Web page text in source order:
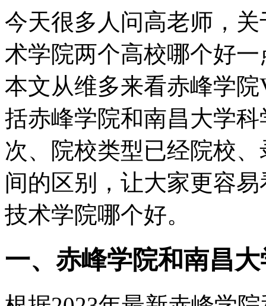
今天很多人问高老师，
术学院两个高校哪个好
本文从维多来看赤峰学
括赤峰学院和南昌大学
次、院校类型已经院校
间的区别，让大家更容
技术学院哪个好。
一、赤峰学院和南昌